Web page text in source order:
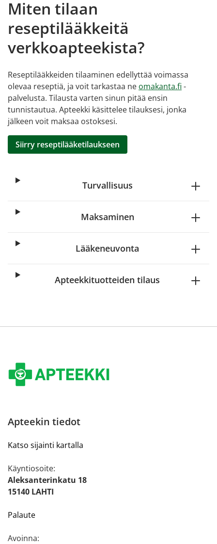
Miten tilaan
reseptilääkkeitä
verkkoapteekista?
Reseptilääkkeiden tilaaminen edellyttää voimassa
olevaa reseptiä, ja voit tarkastaa ne omakanta.fi -
palvelusta. Tilausta varten sinun pitää ensin
tunnistautua. Apteekki käsittelee tilauksesi, jonka
jälkeen voit maksaa ostoksesi.
Siirry reseptilääketilaukseen
Turvallisuus
Maksaminen
Lääkeneuvonta
Apteekkituotteiden tilaus
Apteekin tiedot
Katso sijainti kartalla
Käyntiosoite:
Aleksanterinkatu 18
15140 LAHTI
Palaute
Avoinna: